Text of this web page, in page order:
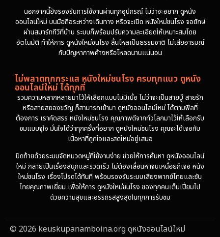
นอกจากนี้ยังรองรับการใช้งานผ่านทุกอุปกรณ์ ไม่ว่าจะอยาก ดูหนัง
ออนไลน์ใหม่ บนมือถือระหว่างเดินทาง หรือจะเปิด หนังใหม่ชนโรง จอยักษ์
ผ่านสมาร์ททีวีที่บ้าน ระบบก็พร้อมปรับความละเอียดให้เหมาะสมโดย
อัตโนมัติ ทำให้การ ดูหนังใหม่ชนโรง ลื่นไหลเป็นธรรมชาติ ไม่เสียอารมณ์
กับปัญหาภาพค้างหรือโหลดนานแน่นอน
ไม่พลาดทุกกระแส หนังใหม่ชนโรง ครบทุกแนว ดูหนัง
ออนไลน์ใหม่ ได้ทุกที่
รวมความหลากหลายมาไว้ให้เลือกแบบไม่มีเบื่อ ไม่ว่าจะเป็นสายบู๊ สายรัก
หรือสายสยองขวัญ ก็สามารถเข้ามา ดูหนังออนไลน์ใหม่ ได้ตามฟีลที่
ต้องการ เราคัดสรร หนังใหม่ชนโรง คุณภาพดีจากทั่วโลกมาไว้ให้เลือกรับ
ชมแบบจุใจ มั่นใจได้ว่าทุกครั้งที่อยาก ดูหนังใหม่ชนโรง คุณจะได้เจอกับ
เนื้อหาที่ถูกใจและสดใหม่อยู่เสมอ
ปิดท้ายด้วยระบบจัดหมวดหมู่ที่ใช้งานง่าย ช่วยให้การค้นหา ดูหนังออนไลน์
ใหม่ กลายเป็นเรื่องสนุกและรวดเร็ว ไม่ต้องเลื่อนหาจนเหนื่อยก็เจอ หนัง
ใหม่ชนโรง เรื่องโปรดได้ทันที พร้อมรองรับระบบเสียงพากย์ไทยและซับ
ไทยคุณภาพเยี่ยม เพื่อให้การ ดูหนังใหม่ชนโรง ของทุกคนเต็มเปี่ยมไป
ด้วยความสุขและอรรถรสสูงสุดในทุกการรับชม
© 2026 keuskupanamboina.org ดูหนังออนไลน์ใหม่